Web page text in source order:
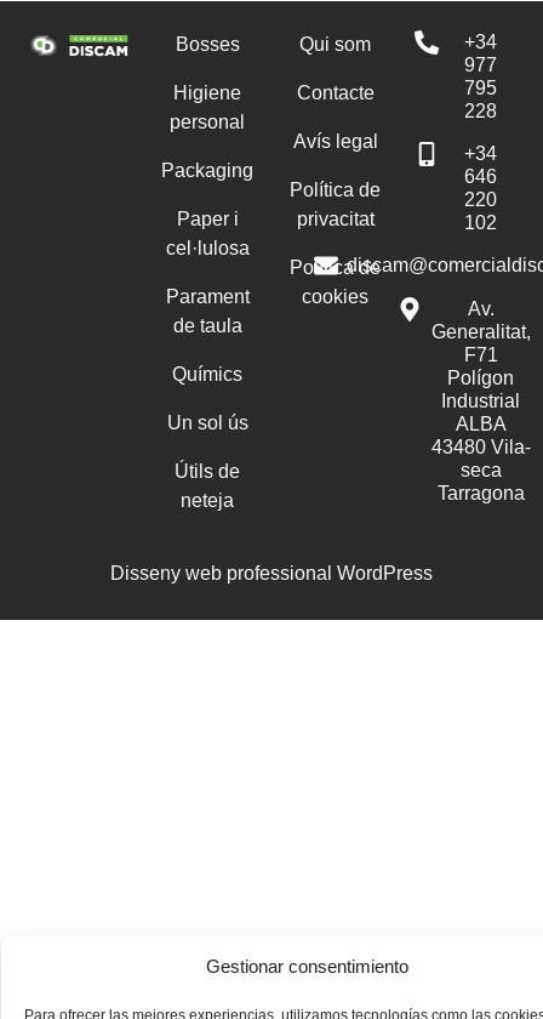
Gestionar consentimiento
Para ofrecer las mejores experiencias, utilizamos tecnologías como las
Bosses
Higiene
personal
Packaging
Paper i
cel·lulosa
Parament
de taula
Químics
Un sol ús
Útils de
neteja
Qui som
Contacte
Avís legal
Política de
privacitat
Política de
cookies
+34
977
795
228
+34
646
220
102
Av.
Generalitat,
F71
Polígon
Industrial
ALBA
43480 Vila-
seca
Tarragona
Disseny web professional WordPress